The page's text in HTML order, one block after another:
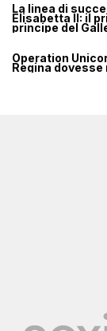
La linea di
Elisabetta II: il
principe del
Operation
Regina